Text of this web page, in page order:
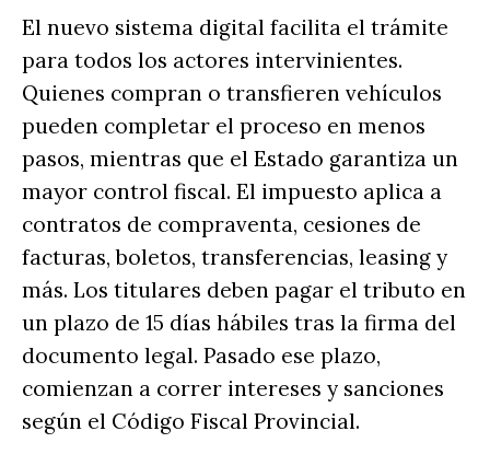
El nuevo sistema digital facilita el trámite
para todos los actores intervinientes.
Quienes compran o transfieren vehículos
pueden completar el proceso en menos
pasos, mientras que el Estado garantiza un
mayor control fiscal. El impuesto aplica a
contratos de compraventa, cesiones de
facturas, boletos, transferencias, leasing y
más. Los titulares deben pagar el tributo en
un plazo de 15 días hábiles tras la firma del
documento legal. Pasado ese plazo,
comienzan a correr intereses y sanciones
según el Código Fiscal Provincial.